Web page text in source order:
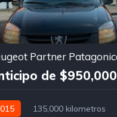
de $950,000
135,000 kilometros